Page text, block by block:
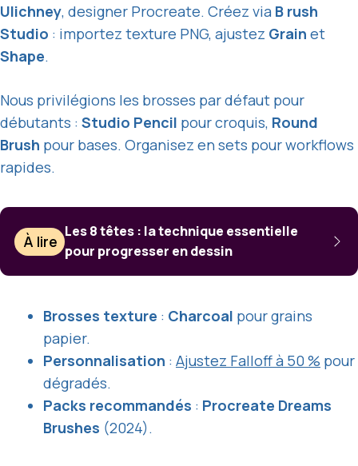
Ulichney, designer Procreate. Créez via B rush
Studio : importez texture PNG, ajustez Grain et
Shape.
Nous privilégions les brosses par défaut pour
débutants : Studio Pencil pour croquis, Round
Brush pour bases. Organisez en sets pour workflows
rapides.
À lire
Les 8 têtes : la technique essentielle
pour progresser en dessin
Brosses texture : Charcoal pour grains
papier.
Personnalisation : Ajustez Falloff à 50 % pour
dégradés.
Packs recommandés : Procreate Dreams
Brushes (2024).